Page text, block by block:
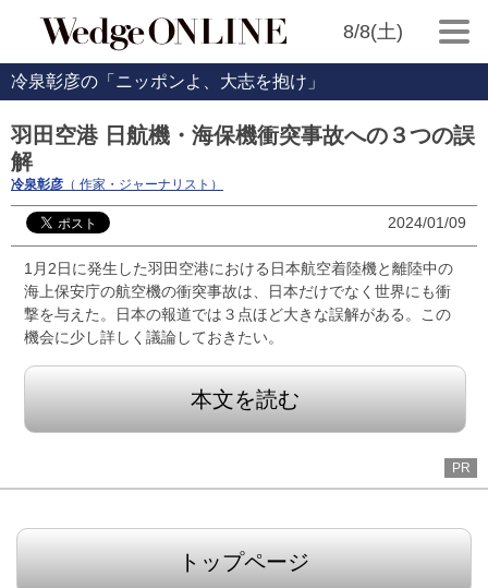
8/8(土)
冷泉彰彦の「ニッポンよ、大志を抱け」
羽田空港 日航機・海保機衝突事故への３つの誤
解
冷泉彰彦 （ 作家・ジャーナリスト）
2024/01/09
1月2日に発生した羽田空港における日本航空着陸機と離陸中の
海上保安庁の航空機の衝突事故は、日本だけでなく世界にも衝
撃を与えた。日本の報道では３点ほど大きな誤解がある。この
機会に少し詳しく議論しておきたい。
本文を読む
PR
トップページ